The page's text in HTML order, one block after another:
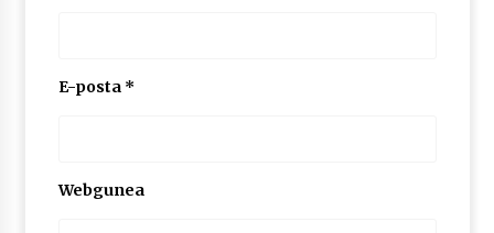
E-posta *
Webgunea